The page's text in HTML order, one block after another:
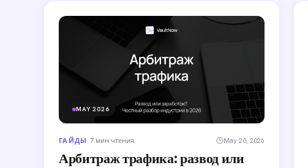
MAY 2026
ГАЙДЫ ·7 мин чтения May 20, 2026
Арбитраж трафика: развод или